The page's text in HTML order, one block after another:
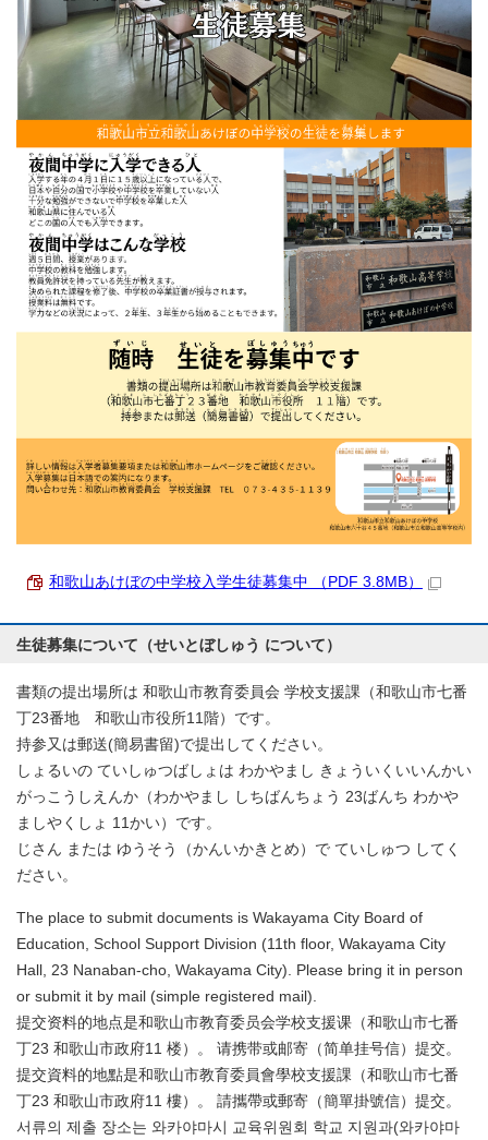
和歌山あけぼの中学校入学生徒募集中 （PDF 3.8MB）
生徒募集について（せいとぼしゅう について）
書類の提出場所は 和歌山市教育委員会 学校支援課（和歌山市七番
丁23番地 和歌山市役所11階）です。
持参又は郵送(簡易書留)で提出してください。
しょるいの ていしゅつばしょは わかやまし きょういくいいんかい
がっこうしえんか（わかやまし しちばんちょう 23ばんち わかや
ましやくしょ 11かい）です。
じさん または ゆうそう（かんいかきとめ）で ていしゅつ してく
ださい。
The place to submit documents is Wakayama City Board of
Education, School Support Division (11th floor, Wakayama City
Hall, 23 Nanaban-cho, Wakayama City). Please bring it in person
or submit it by mail (simple registered mail).
提交资料的地点是和歌山市教育委员会学校支援课（和歌山市七番
丁23 和歌山市政府11 楼）。 请携带或邮寄（简单挂号信）提交。
提交資料的地點是和歌山市教育委員會學校支援課（和歌山市七番
丁23 和歌山市政府11 樓）。 請攜帶或郵寄（簡單掛號信）提交。
서류의 제출 장소는 와카야마시 교육위원회 학교 지원과(와카야마